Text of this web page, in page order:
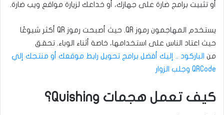
أو تثبيت برامج ضارة على جهازك، أو خداعك لزيارة مواقع ويب ضارة.
يستخدم المهاجمون رموز QR. حيث أصبحت رموز QR أكثر شيوعًا
حيث اعتاد الناس على استخدامها، خاصة أثناء الوباء. تحقق
من الباركود .. إليك أفضل برامج تحويل رابط موقعك أو منتجك إلي
QRCode وجلب الزوار
كيف تعمل هجمات Quishing؟